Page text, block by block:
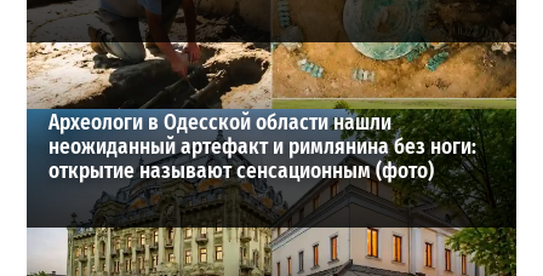
Археологи в Одесской области нашли
неожиданный артефакт и римлянина без ноги:
открытие называют сенсационным (фото)